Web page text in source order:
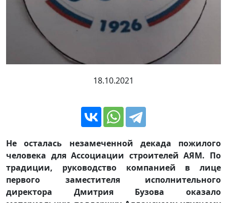
18.10.2021
Не осталась незамеченной декада пожилого
человека для Ассоциации строителей АЯМ. По
традиции, руководство компанией в лице
первого заместителя исполнительного
директора Дмитрия Бузова оказало